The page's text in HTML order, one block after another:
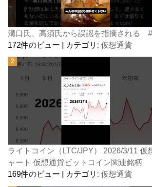
溝口氏、高須氏から誤認を指摘される
172件のビュー | カテゴリ:仮想通貨
ライトコイン（LTC/JPY） 2026/3/11 仮
ャート 仮想通貨ビットコイン関連銘柄
169件のビュー | カテゴリ:仮想通貨